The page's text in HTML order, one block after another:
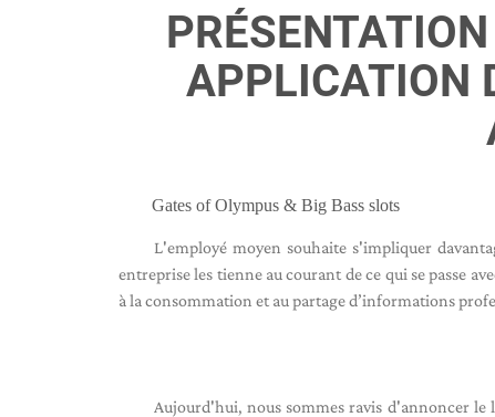
APPLICATION
Gates of Olympus & Big Bass slots
L'employé moyen souhaite s'impliquer
entreprise les tienne au courant de ce qui se passe
à la consommation et au partage d’informations
Aujourd'hui, nous sommes ravis d'annoncer le